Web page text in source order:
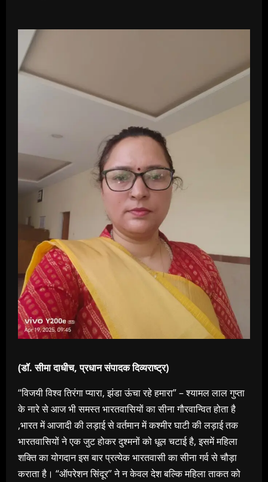
(डॉ. सीमा दाधीच, प्रधान संपादक दिव्यराष्ट्र)
“विजयी विश्व तिरंगा प्यारा, झंडा ऊंचा रहे हमारा” – श्यामल लाल गुप्ता
के नारे से आज भी समस्त भारतवासियों का सीना गौरवान्वित होता है
,भारत में आजादी की लड़ाई से वर्तमान में कश्मीर घाटी की लड़ाई तक
भारतवासियों ने एक जुट होकर दुश्मनों को धूल चटाई है, इसमें महिला
शक्ति का योगदान इस बार प्रत्येक भारतवासी का सीना गर्व से चौड़ा
कराता है। “ऑपरेशन सिंदूर” ने न केवल देश बल्कि महिला ताकत को